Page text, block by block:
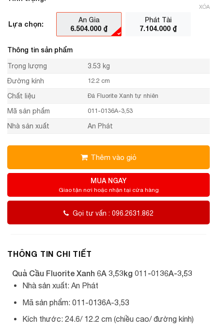
Lựa chọn:
An Gia
6.504.000 ₫
Phát Tài
7.104.000 ₫
XÓA
Thông tin sản phẩm
Trọng lượng
3.53 kg
Đường kính
12.2 cm
Chất liệu Đá Fluorite Xanh tự nhiên
Mã sản phẩm 011-0136A-3,53
Nhà sản xuất An Phát
Thêm vào giỏ
MUA NGAY
Giao tận nơi hoặc nhận tại cửa hàng
Gọi tư vấn : 096.2631.862
THÔNG TIN CHI TIẾT
Quả Cầu Fluorite Xanh 6A 3,53kg 011-0136A-3,53
Nhà sản xuất: An Phát
Mã sản phẩm: 011-0136A-3,53
Kích thước: 24.6/ 12.2 cm (chiều cao/ đường kính)